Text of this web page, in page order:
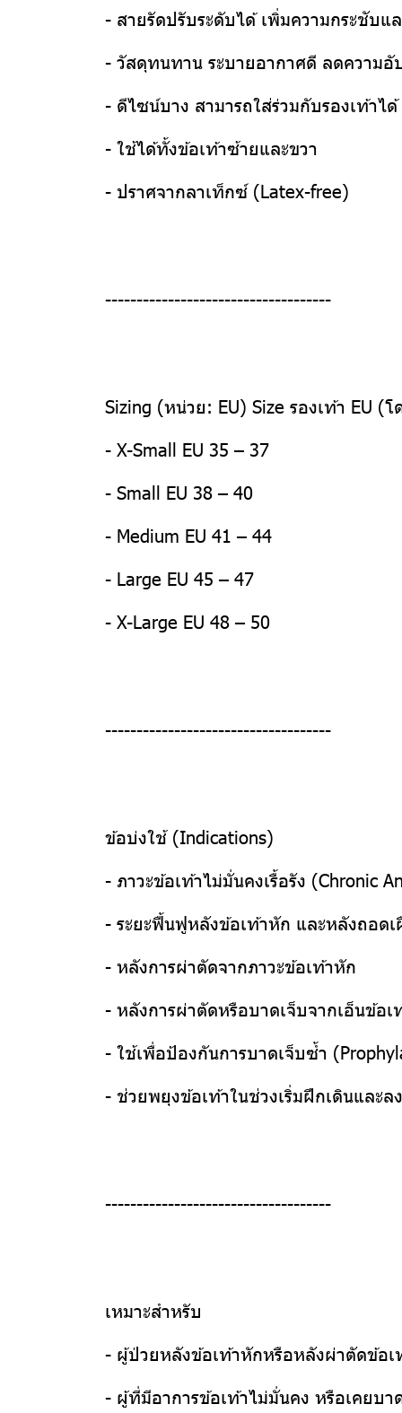
- สายรัดปรับระดับได้ เพิ่มความกระชับแ
- วัสดุทนทาน ระบายอากาศดี ลดความอั
- ดีไซน์บาง สามารถใส่ร่วมกับรองเท้าได้
- ใช้ได้ทั้งข้อเท้าซ้ายและขวา
- ปราศจากลาเท็กซ์ (Latex-free)
------------------------------------
Sizing (หน่วย: EU) Size รองเท้า EU (
- X-Small EU 35 – 37
- Small EU 38 – 40
- Medium EU 41 – 44
- Large EU 45 – 47
- X-Large EU 48 – 50
------------------------------------
ข้อบ่งใช้ (Indications)
- ภาวะข้อเท้าไม่มั่นคงเรื้อรัง (Chronic
- ระยะฟื้นฟูหลังข้อเท้าหัก และหลังถอดเ
- หลังการผ่าตัดจากภาวะข้อเท้าหัก
- หลังการผ่าตัดหรือบาดเจ็บจากเอ็นข้อเ
- ใช้เพื่อป้องกันการบาดเจ็บซ้ำ
- ช่วยพยุงข้อเท้าในช่วงเริ่มฝึกเดินและล
------------------------------------
เหมาะสำหรับ
- ผู้ป่วยหลังข้อเท้าหักหรือหลังผ่าตัดข้อเ
- ผู้ที่มีอาการข้อเท้าไม่มั่นคง หรือเคยบา